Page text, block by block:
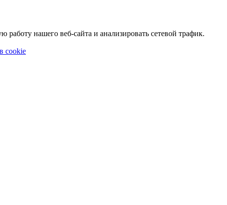
нашего веб-сайта и анализировать сетевой трафик.
cookie